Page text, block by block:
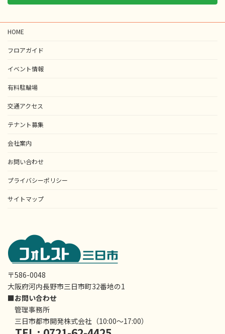
HOME
フロアガイド
イベント情報
有料駐輪場
交通アクセス
テナント募集
会社案内
お問い合わせ
プライバシーポリシー
サイトマップ
〒586-0048
大阪府河内長野市三日市町32番地の1
■お問い合わせ
管理事務所
三日市都市開発株式会社（10:00〜17:00）